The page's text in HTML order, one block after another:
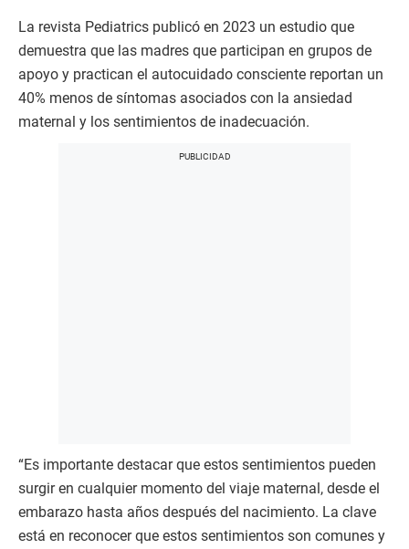
La revista Pediatrics publicó en 2023 un estudio que
demuestra que las madres que participan en grupos de
apoyo y practican el autocuidado consciente reportan un
40% menos de síntomas asociados con la ansiedad
maternal y los sentimientos de inadecuación.
“Es importante destacar que estos sentimientos pueden
surgir en cualquier momento del viaje maternal, desde el
embarazo hasta años después del nacimiento. La clave
está en reconocer que estos sentimientos son comunes y